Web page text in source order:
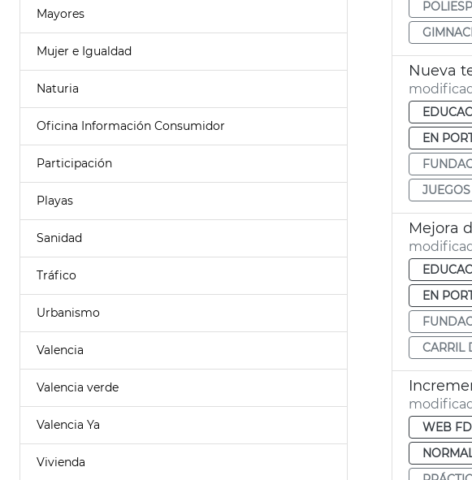
Mayores
Mujer e Igualdad
Naturia
Oficina Información Consumidor
Participación
Playas
Sanidad
Tráfico
Urbanismo
Valencia
Valencia verde
Valencia Ya
Vivienda
Nueva
EN
Mejora
EN
CARRIL
WEB